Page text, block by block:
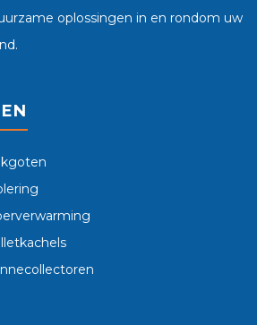
oplossingen in en rondom uw